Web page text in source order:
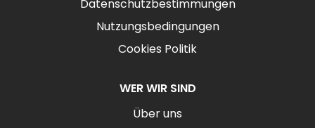
Datenschutzbestimmungen
Nutzungsbedingungen
Cookies Politik
WER WIR SIND
Über uns